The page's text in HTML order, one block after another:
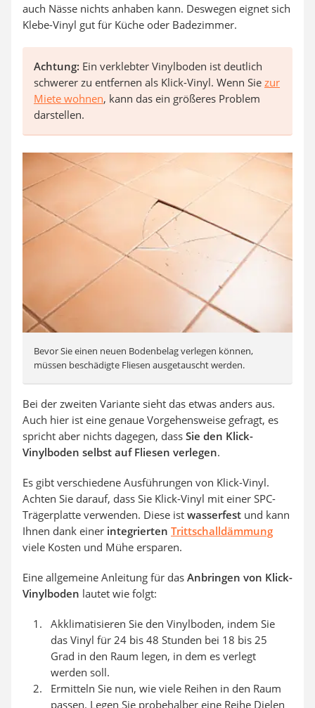
auch Nässe nichts anhaben kann. Deswegen eignet sich
Klebe-Vinyl gut für Küche oder Badezimmer.
Achtung: Ein verklebter Vinylboden ist deutlich
schwerer zu entfernen als Klick-Vinyl. Wenn Sie zur
Miete wohnen, kann das ein größeres Problem
darstellen.
Bevor Sie einen neuen Bodenbelag verlegen können,
müssen beschädigte Fliesen ausgetauscht werden.
Bei der zweiten Variante sieht das etwas anders aus.
Auch hier ist eine genaue Vorgehensweise gefragt, es
spricht aber nichts dagegen, dass Sie den Klick-
Vinylboden selbst auf Fliesen verlegen.
Es gibt verschiedene Ausführungen von Klick-Vinyl.
Achten Sie darauf, dass Sie Klick-Vinyl mit einer SPC-
Trägerplatte verwenden. Diese ist wasserfest und kann
Ihnen dank einer integrierten Trittschalldämmung
viele Kosten und Mühe ersparen.
Eine allgemeine Anleitung für das Anbringen von Klick-
Vinylboden lautet wie folgt:
Akklimatisieren Sie den Vinylboden, indem Sie
das Vinyl für 24 bis 48 Stunden bei 18 bis 25
Grad in den Raum legen, in dem es verlegt
werden soll.
Ermitteln Sie nun, wie viele Reihen in den Raum
passen. Legen Sie probehalber eine Reihe Dielen